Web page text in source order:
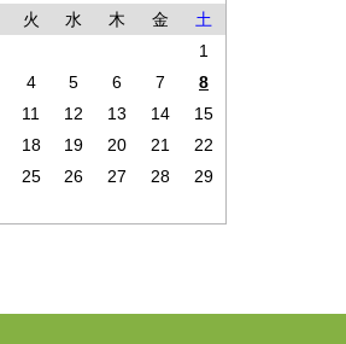
火 水 木 金
土
1
4 5 6 7
8
11 12 13 14
15
18 19 20 21
22
25 26 27 28
29